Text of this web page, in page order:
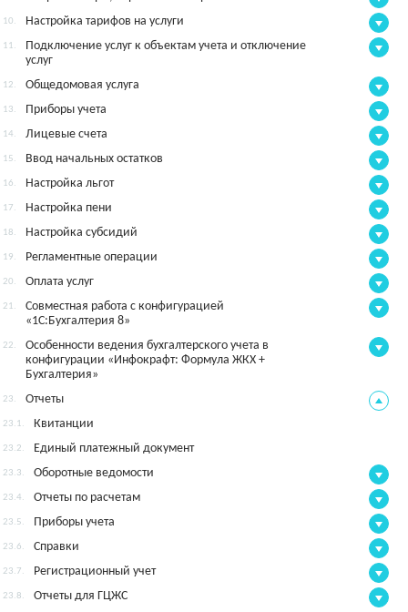
10. Настройка тарифов на услуги
11.
Подключение услуг к объектам учета и отключение
услуг
12. Общедомовая услуга
13. Приборы учета
14. Лицевые счета
15. Ввод начальных остатков
16. Настройка льгот
17. Настройка пени
18. Настройка субсидий
19. Регламентные операции
20. Оплата услуг
21.
Совместная работа с конфигурацией
«1С:Бухгалтерия 8»
22.
Особенности ведения бухгалтерского учета в
конфигурации «Инфокрафт: Формула ЖКХ +
Бухгалтерия»
23. Отчеты
23.1. Квитанции
23.2. Единый платежный документ
23.3. Оборотные ведомости
23.4. Отчеты по расчетам
23.5. Приборы учета
23.6. Справки
23.7. Регистрационный учет
23.8. Отчеты для ГЦЖС